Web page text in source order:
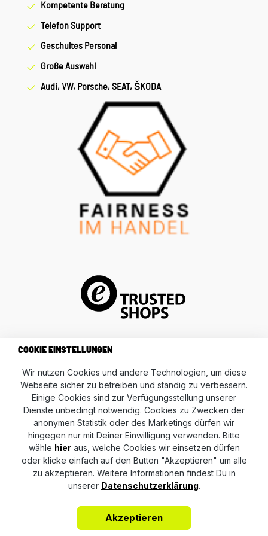
Kompetente Beratung
Telefon Support
Geschultes Personal
Große Auswahl
Audi, VW, Porsche, SEAT, ŠKODA
AVP AUTOLAND GmbH & Co. KG
COOKIE EINSTELLUNGEN
Wir nutzen Cookies und andere Technologien, um diese
Webseite sicher zu betreiben und ständig zu verbessern.
Einige Cookies sind zur Verfügungsstellung unserer
Dienste unbedingt notwendig. Cookies zu Zwecken der
anonymen Statistik oder des Marketings dürfen wir
hingegen nur mit Deiner Einwilligung verwenden. Bitte
wähle hieraus, welche Cookies wir einsetzen dürfen
oder klicke einfach auf den Button "Akzeptieren" um alle
zu akzeptieren. Weitere Informationen findest Du in
unserer Datenschutzerklärung.
Akzeptieren